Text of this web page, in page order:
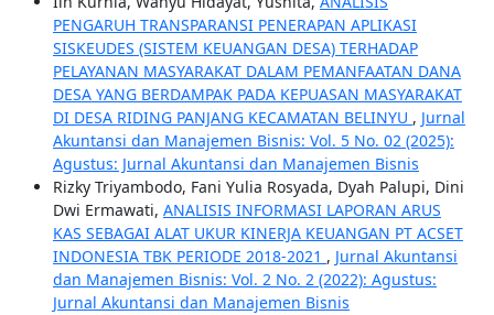
PENGARUH TRANSPARANSI PENERAPAN APLIKASI
SISKEUDES (SISTEM KEUANGAN DESA) TERHADAP
PELAYANAN MASYARAKAT DALAM PEMANFAATAN DANA
DESA YANG BERDAMPAK PADA KEPUASAN MASYARAKAT
DI DESA RIDING PANJANG KECAMATAN BELINYU , Jurnal
Akuntansi dan Manajemen Bisnis: Vol. 5 No. 02 (2025):
Agustus: Jurnal Akuntansi dan Manajemen Bisnis
Rizky Triyambodo, Fani Yulia Rosyada, Dyah Palupi, Dini
Dwi Ermawati, ANALISIS INFORMASI LAPORAN ARUS
KAS SEBAGAI ALAT UKUR KINERJA KEUANGAN PT ACSET
INDONESIA TBK PERIODE 2018-2021 , Jurnal Akuntansi
dan Manajemen Bisnis: Vol. 2 No. 2 (2022): Agustus:
Jurnal Akuntansi dan Manajemen Bisnis